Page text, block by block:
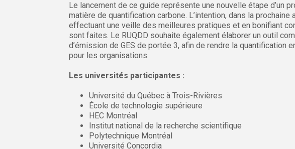
Le lancement de ce guide représente une nouvelle étape d’un
matière de quantification carbone. L’intention, dans la
effectuant une veille des meilleures pratiques et en bonifiant
sont faites. Le RUQDD souhaite également élaborer un outil
d’émission de GES de portée 3, afin de rendre la quantification
pour les organisations.
Les universités participantes :
Université du Québec à Trois-Rivières
École de technologie supérieure
HEC Montréal
Institut national de la recherche scientifique
Polytechnique Montréal
Université Concordia